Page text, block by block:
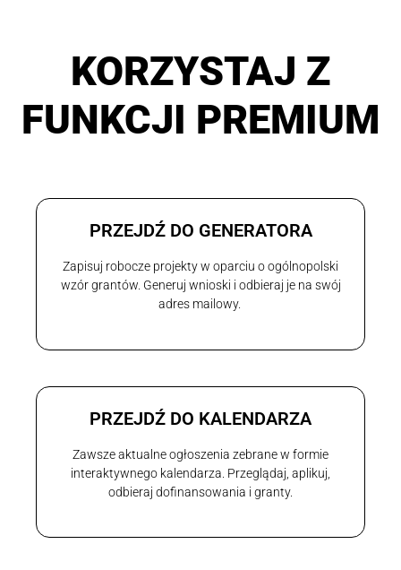
KORZYSTAJ Z
FUNKCJI PREMIUM
PRZEJDŹ DO GENERATORA
Zapisuj robocze projekty w oparciu o ogólnopolski
wzór grantów. Generuj wnioski i odbieraj je na swój
adres mailowy.
PRZEJDŹ DO KALENDARZA
Zawsze aktualne ogłoszenia zebrane w formie
interaktywnego kalendarza. Przeglądaj, aplikuj,
odbieraj dofinansowania i granty.